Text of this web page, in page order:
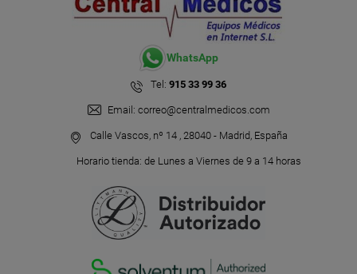
WhatsApp
Tel: 915 33 99 36
Email: correo@centralmedicos.com
Calle Vascos, nº 14 , 28040 - Madrid, España
Horario tienda: de Lunes a Viernes de 9 a 14 horas